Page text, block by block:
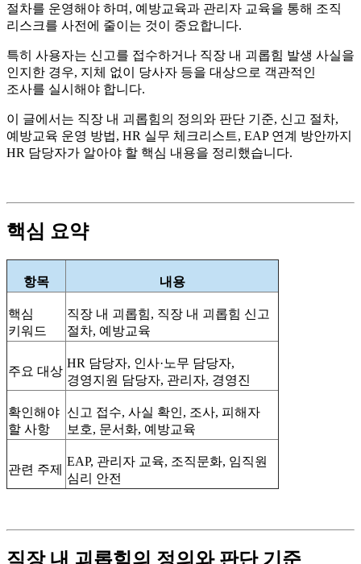
절차를 운영해야 하며, 예방교육과 관리자 교육을 통해 조직
리스크를 사전에 줄이는 것이 중요합니다.
특히 사용자는 신고를 접수하거나 직장 내 괴롭힘 발생 사실을
인지한 경우, 지체 없이 당사자 등을 대상으로 객관적인
조사를 실시해야 합니다.
이 글에서는 직장 내 괴롭힘의 정의와 판단 기준, 신고 절차,
예방교육 운영 방법, HR 실무 체크리스트, EAP 연계 방안까지
HR 담당자가 알아야 할 핵심 내용을 정리했습니다.
핵심 요약
항목 내용
핵심
키워드
직장 내 괴롭힘, 직장 내 괴롭힘 신고
절차, 예방교육
주요 대상
HR 담당자, 인사·노무 담당자,
경영지원 담당자, 관리자, 경영진
확인해야
할 사항
신고 접수, 사실 확인, 조사, 피해자
보호, 문서화, 예방교육
관련 주제
EAP, 관리자 교육, 조직문화, 임직원
심리 안전
직장 내 괴롭힘의 정의와 판단 기준